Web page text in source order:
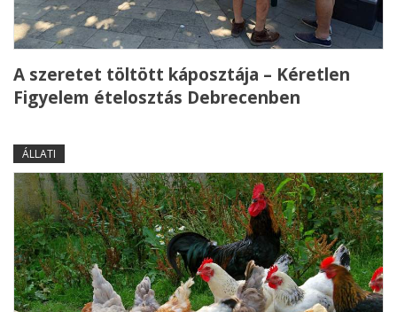
A szeretet töltött káposztája – Kéretlen
Figyelem ételosztás Debrecenben
ÁLLATI